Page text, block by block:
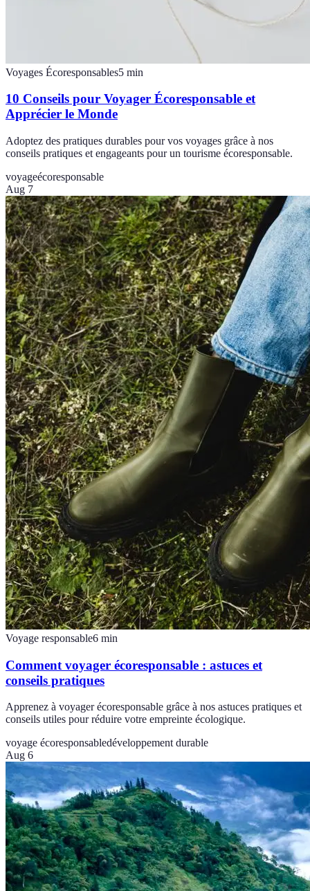
Voyages Écoresponsables5 min
10 Conseils pour Voyager Écoresponsable et
Apprécier le Monde
Adoptez des pratiques durables pour vos voyages grâce à nos
conseils pratiques et engageants pour un tourisme écoresponsable.
voyageécoresponsable
Aug 7
Voyage responsable6 min
Comment voyager écoresponsable : astuces et
conseils pratiques
Apprenez à voyager écoresponsable grâce à nos astuces pratiques et
conseils utiles pour réduire votre empreinte écologique.
voyage écoresponsabledéveloppement durable
Aug 6